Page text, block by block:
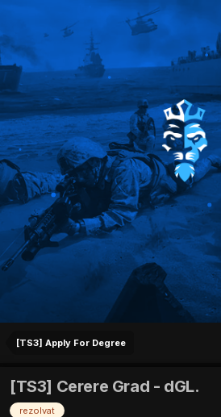
[TS3] Apply For Degree
[TS3] Cerere Grad - dGL.
rezolvat